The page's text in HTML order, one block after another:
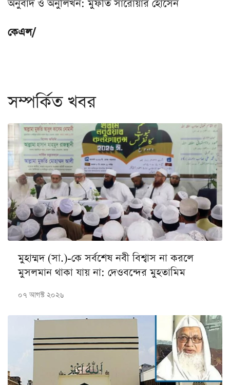
অনুবাদ ও অনুলিখন: মুফতি সারোয়ার হোসেন
কেএল/
সম্পর্কিত খবর
মুহাম্মদ (সা.)-কে সর্বশেষ নবী বিশ্বাস না করলে
মুসলমান থাকা যায় না: দেওবন্দের মুহতামিম
০৭ আগস্ট ২০২৬